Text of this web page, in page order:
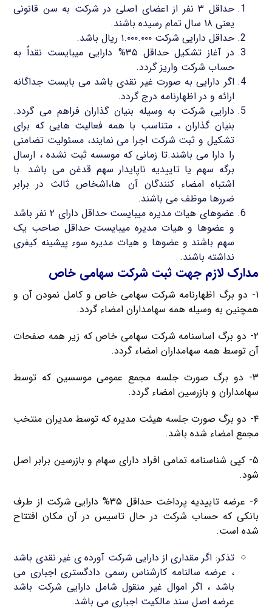
حداقل ۳ نفر از اعضای اصلی در شرکت به سن قانونی
یعنی ۱۸ سال تمام رسیده باشند.
حداقل دارایی شرکت ۱.۰۰۰.۰۰۰ ریال باشد.
در آغاز تشکیل حداقل ۳۵% دارایی میبایست نقداٌ به
حساب شرکت واریز گردد.
اگر دارایی به صورت غیر نقدی باشد می بایست جداگانه
ارائه و در اظهارنامه درج گردد.
دارایی شرکت به وسیله بنیان گذاران فراهم می گردد.
بنیان گذاران ، متناسب با همه فعالیت هایی که برای
تشکیل و ثبت شرکت اجرا می نمایند، مسئولیت تضامنی
را دارا می باشند.تا زمانی که موسسه ثبت نشده ، ارسال
برگه سهم یا تاییدیه ناپایدار سهم قدغن می باشد .با
اشتباه امضاء کنندگان آن ها،اشخاص ثالث در برابر
ضررها موظف می باشند.
عضوهای هیات مدیره میبایست حداقل دارای ۲ نفر باشد
و عضوها و هیات مدیره میبایست حداقل صاحب یک
سهم باشند و عضوها و هیات مدیره سوء پیشینه کیفری
نداشته باشند.
مدارک لازم جهت ثبت شرکت سهامی خاص
۱- دو برگ اظهارنامه شرکت سهامی خاص و کامل نمودن آن و
همچنین به وسیله همه سهامداران امضاء گردد.
۲- دو برگ اساسنامه شرکت سهامی خاص که زیر همه صفحات
آن توسط همه سهامداران امضاء گردد.
۳- دو برگ صورت جلسه مجمع عمومی موسسین که توسط
سهامداران و بازرسین امضاء گردد.
۴- دو برگ صورت جلسه هیئت مدیره که توسط مدیران منتخب
مجمع امضاء شده باشد.
۵- کپی شناسنامه تمامی افراد دارای سهام و بازرسین برابر اصل
شود.
۶- عرضه تاییدیه پرداخت حداقل ۳۵% دارایی شرکت از طرف
بانکی که حساب شرکت در حال تاسیس در آن مکان افتتاح
شده است.
تذکر: اگر مقداری از دارایی شرکت آورده ی غیر نقدی باشد
، عرضه سالنامه کارشناس رسمی دادگستری اجباری می
باشد ، اگر اموال غیر منقول شامل دارایی شرکت باشد
عرضه اصل سند مالکیت اجباری می باشد.